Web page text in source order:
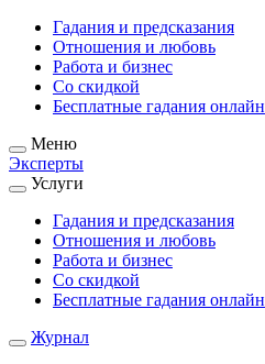
Гадания и предсказания
Отношения и любовь
Работа и бизнес
Со скидкой
Бесплатные гадания онлайн
Меню
Эксперты
Услуги
Гадания и предсказания
Отношения и любовь
Работа и бизнес
Со скидкой
Бесплатные гадания онлайн
Журнал